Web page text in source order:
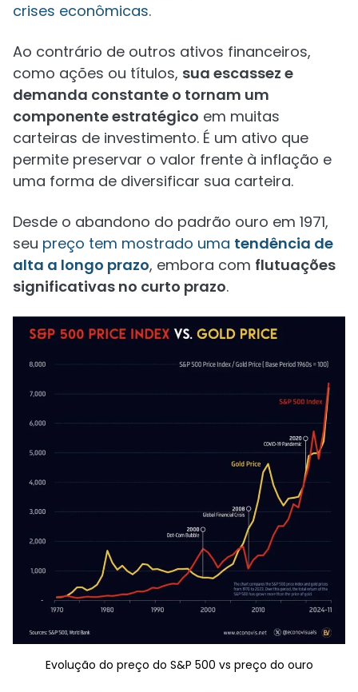
crises econômicas.
Ao contrário de outros ativos financeiros,
como ações ou títulos, sua escassez e
demanda constante o tornam um
componente estratégico em muitas
carteiras de investimento. É um ativo que
permite preservar o valor frente à inflação e
uma forma de diversificar sua carteira.
Desde o abandono do padrão ouro em 1971,
seu preço tem mostrado uma tendência de
alta a longo prazo, embora com flutuações
significativas no curto prazo.
Evolução do preço do S&P 500 vs preço do ouro